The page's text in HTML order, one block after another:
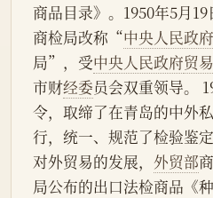
商品目录》。1950年5月
商检局改称“中央人民政
局”，受中央人民政府贸
市财经委员会双重领导。
令，取缔了在青岛的中外
行，统一、规范了检验鉴
对外贸易的发展， 外贸部
局公布的出口法检商品《